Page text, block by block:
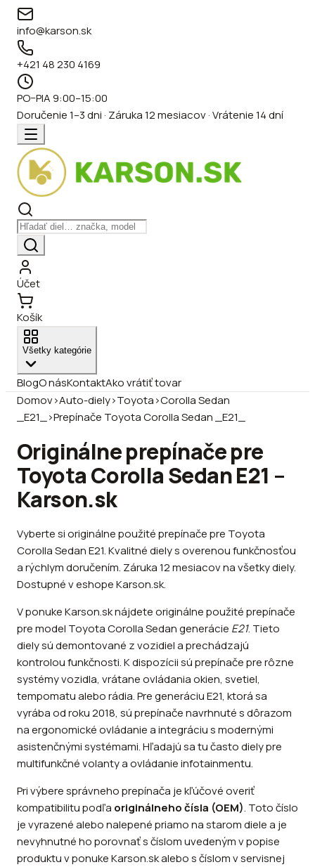
info@karson.sk
+421 48 230 4169
PO–PIA 9:00–15:00
Doručenie 1–3 dni · Záruka 12 mesiacov · Vrátenie 14 dní
Účet
Košík
Všetky kategórie
BlogO násKontaktAko vrátiť tovar
Domov›Auto-diely›Toyota›Corolla Sedan
_E21_
›Prepínače Toyota Corolla Sedan _E21_
Originálne prepínače pre
Toyota Corolla Sedan E21 –
Karson.sk
Vyberte si originálne použité prepínače pre Toyota
Corolla Sedan E21. Kvalitné diely s overenou funkčnosťou
a rýchlym doručením. Záruka 12 mesiacov na všetky diely.
Dostupné v eshope Karson.sk.
V ponuke Karson.sk nájdete originálne použité prepínače
pre model Toyota Corolla Sedan generácie E21. Tieto
diely sú demontované z vozidiel a prechádzajú
kontrolou funkčnosti. K dispozícii sú prepínače pre rôzne
systémy vozidla, vrátane ovládania okien, svetiel,
tempomatu alebo rádia. Pre generáciu E21, ktorá sa
vyrába od roku 2018, sú prepínače navrhnuté s dôrazom
na ergonomické ovládanie a integráciu s modernými
asistenčnými systémami. Hľadajú sa tu často diely pre
multifunkčné volanty a ovládanie infotainmentu.
Pri výbere správneho prepínača je kľúčové overiť
kompatibilitu podľa originálneho čísla (OEM). Toto číslo
je vyrazené alebo nalepené priamo na starom diele a je
nevyhnutné ho porovnať s číslom uvedeným v popise
produktu v ponuke Karson.sk alebo s číslom v servisnej